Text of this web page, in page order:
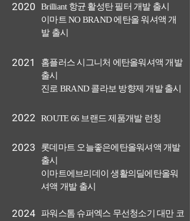
2020
Brilliant 항균 활성탄 필터 개발 출시
이마트 NO BRAND 에탄올 워셔액 개
발 출시
2021
홈플러스 시그니처 에탄올워셔액 개발
출시
진로 BRAND 콜라보 방향제 개발 출시
2022 ROUTE 66 브랜드 제품개발 런칭
2023
롯데마트 오늘좋은에탄올워셔액 개발
출시
이마트에브리데이 생활의딜에탄올워
셔액 개발 출시
2024 파워스톰 슈퍼엑스 무선청소기 대만 코